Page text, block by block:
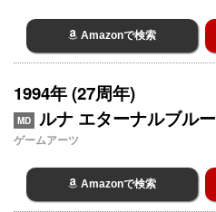
Amazonで検索
1994年 (27周年)
MD ルナ エターナルブルー
ゲームアーツ
Amazonで検索